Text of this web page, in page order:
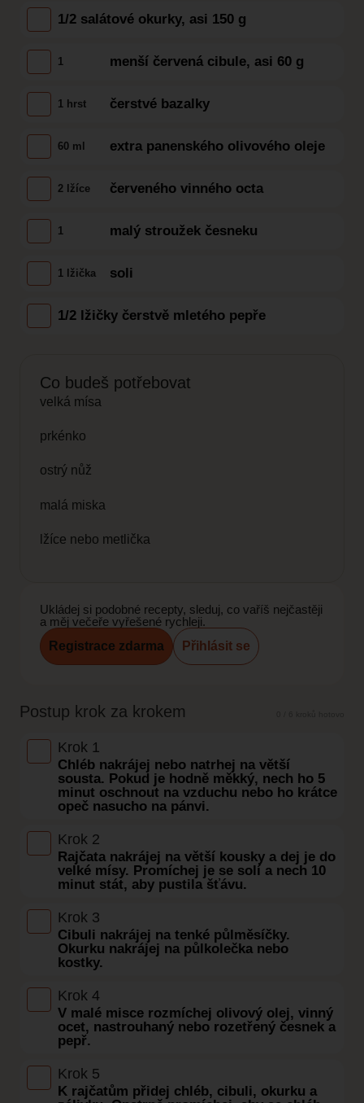
1/2 salátové okurky, asi 150 g
1 menší červená cibule, asi 60 g
1 hrst čerstvé bazalky
60 ml extra panenského olivového oleje
2 lžíce červeného vinného octa
1 malý stroužek česneku
1 lžička soli
1/2 lžičky čerstvě mletého pepře
Co budeš potřebovat
velká mísa
prkénko
ostrý nůž
malá miska
lžíce nebo metlička
Ukládej si podobné recepty, sleduj, co vaříš nejčastěji
a měj večeře vyřešené rychleji.
Registrace zdarma
Přihlásit se
Postup krok za krokem
Krok 1
Chléb nakrájej nebo natrhej na větší
sousta. Pokud je hodně měkký, nech ho 5
minut oschnout na vzduchu nebo ho krátce
opeč nasucho na pánvi.
Krok 2
Rajčata nakrájej na větší kousky a dej je do
velké mísy. Promíchej je se solí a nech 10
minut stát, aby pustila šťávu.
Krok 3
Cibuli nakrájej na tenké půlměsíčky.
Okurku nakrájej na půlkolečka nebo
kostky.
Krok 4
V malé misce rozmíchej olivový olej, vinný
ocet, nastrouhaný nebo rozetřený česnek a
pepř.
Krok 5
K rajčatům přidej chléb, cibuli, okurku a